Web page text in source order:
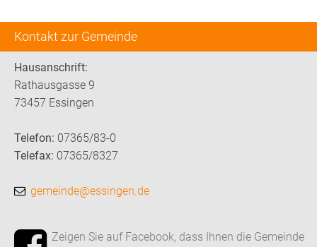
Kontakt zur Gemeinde
Hausanschrift:
Rathausgasse 9
73457 Essingen
Telefon: 07365/83-0
Telefax: 07365/8327
gemeinde@essingen.de
Zeigen Sie auf Facebook, dass Ihnen die Gemeinde